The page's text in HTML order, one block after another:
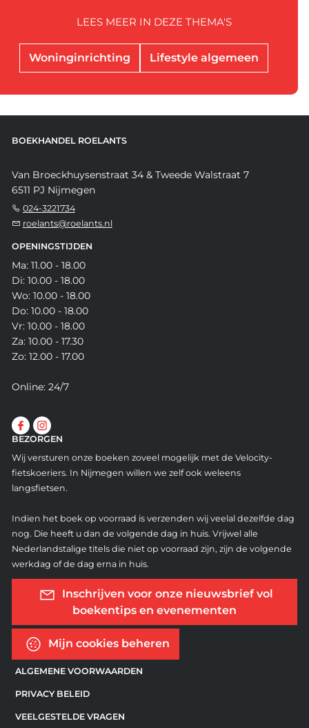
Woninginrichting Lifestyle algemeen
LEES MEER IN DEZE THEMA'S
BOEKHANDEL ROELANTS
Van Broeckhuysenstraat 34 & Tweede Walstraat 7
6511 PJ Nijmegen
024-3221734
roelants@roelants.nl
OPENINGSTIJDEN
Ma: 11.00 - 18.00
Di: 10.00 - 18.00
Wo: 10.00 - 18.00
Do: 10.00 - 18.00
Vr: 10.00 - 18.00
Za: 10.00 - 17.30
Zo: 12.00 - 17.00
Online: 24/7
BEZORGEN
Wij versturen onze boeken zoveel mogelijk met de Velocity-
fietskoeriers. In Nijmegen willen we zelf ook weleens
langsfietsen.
Indien het boek op voorraad is verzenden wij veelal dezelfde dag
nog. Die heeft u dan de volgende dag in huis. Vrijwel alle
Nederlandstalige titels die niet op voorraad zijn, zijn de volgende
werkdag of de dag erna in huis.
Inschrijven voor onze nieuwsbrief vol
boekentips en evenementen
Mijn cookies beheren
ALGEMENE VOORWAARDEN
PRIVACY BELEID
VEELGESTELDE VRAGEN